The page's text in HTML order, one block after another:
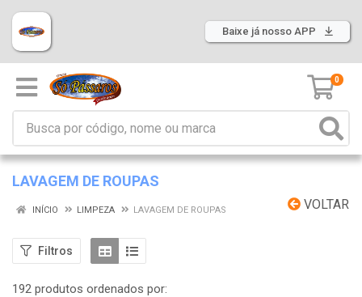
Baixe já nosso APP
0
LAVAGEM DE ROUPAS
VOLTAR
INÍCIO LIMPEZA LAVAGEM DE ROUPAS
Filtros
192 produtos ordenados por: